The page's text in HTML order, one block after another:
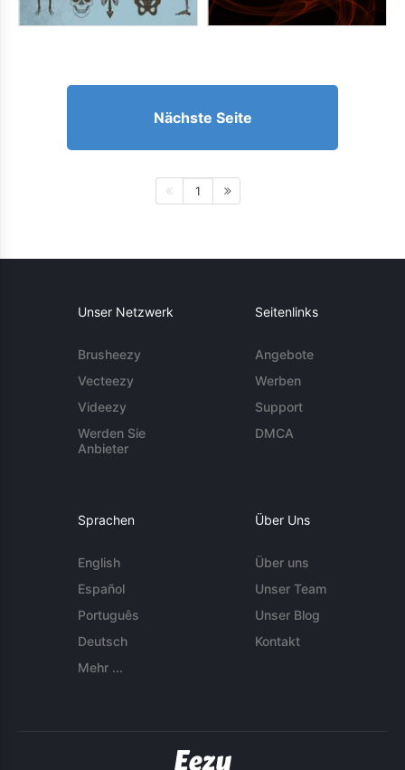
Nächste Seite
1
Unser Netzwerk
Brusheezy
Vecteezy
Videezy
Werden Sie
Anbieter
Seitenlinks
Angebote
Werben
Support
DMCA
Sprachen
English
Español
Português
Deutsch
Mehr ...
Über Uns
Über uns
Unser Team
Unser Blog
Kontakt